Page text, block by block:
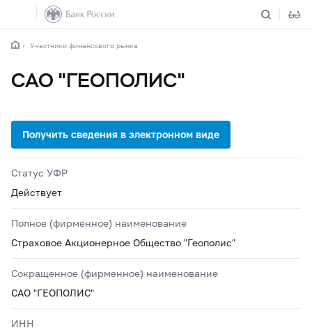
Участники финансового рынка
САО "ГЕОПОЛИС"
Статус УФР
Действует
Полное (фирменное) наименование
Страховое Акционерное Общество "Геополис"
Сокращенное (фирменное) наименование
САО "ГЕОПОЛИС"
ИНН